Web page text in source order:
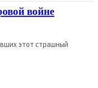
войне
этот страшный